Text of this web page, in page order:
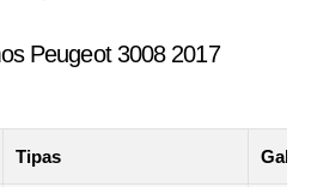
Peugeot 3008 2017
Tipas Galia